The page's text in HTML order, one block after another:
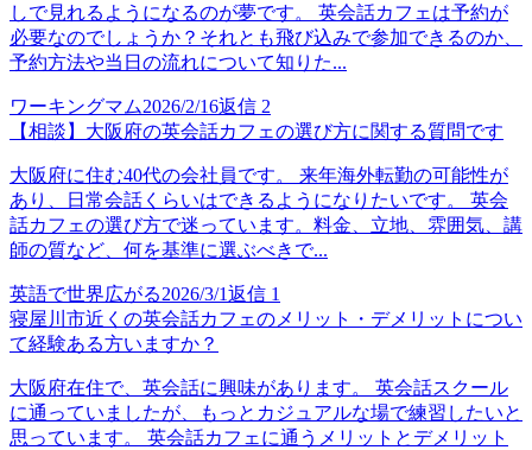
しで見れるようになるのが夢です。 英会話カフェは予約が
必要なのでしょうか？それとも飛び込みで参加できるのか、
予約方法や当日の流れについて知りた...
ワーキングマム2026/2/16返信 2
【相談】大阪府の英会話カフェの選び方に関する質問です
大阪府に住む40代の会社員です。 来年海外転勤の可能性が
あり、日常会話くらいはできるようになりたいです。 英会
話カフェの選び方で迷っています。料金、立地、雰囲気、講
師の質など、何を基準に選ぶべきで...
英語で世界広がる2026/3/1返信 1
寝屋川市近くの英会話カフェのメリット・デメリットについ
て経験ある方いますか？
大阪府在住で、英会話に興味があります。 英会話スクール
に通っていましたが、もっとカジュアルな場で練習したいと
思っています。 英会話カフェに通うメリットとデメリット